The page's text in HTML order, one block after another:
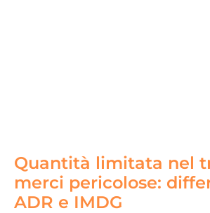
Quantità limitata nel
merci pericolose:
ADR e IMDG